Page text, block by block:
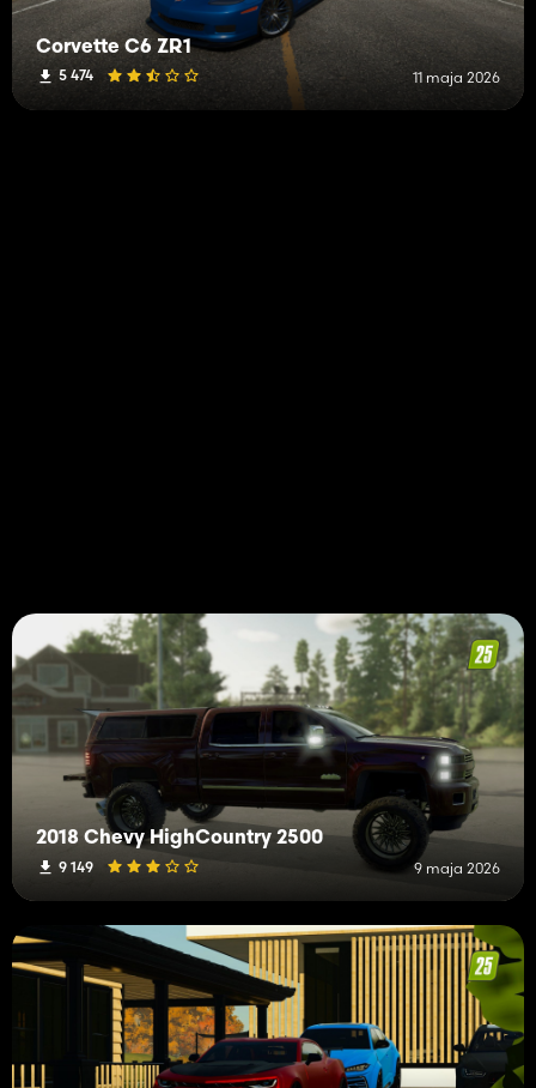
Corvette C6 ZR1
5 474 11 maja 2026
2018 Chevy HighCountry 2500
9 149 9 maja 2026